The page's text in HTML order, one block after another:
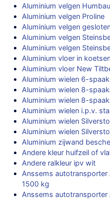
Aluminium velgen
Aluminium velgen Proline
Aluminium velgen
Aluminium velgen
Aluminium velgen
Aluminium vloer in
Aluminium vloer New
Aluminium wielen 6-
Aluminium wielen 8-
Aluminium wielen 8-
Aluminium wielen i.p.v.
Aluminium wielen
Aluminium wielen
Aluminium zijwand
Andere kleur huifzeil of
Andere ralkleur ipv wit
Anssems
1500 kg
Anssems